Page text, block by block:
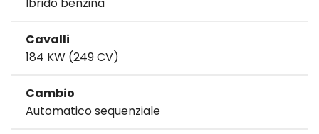
Cavalli
184 KW (249 CV)
Cambio
Automatico sequenziale